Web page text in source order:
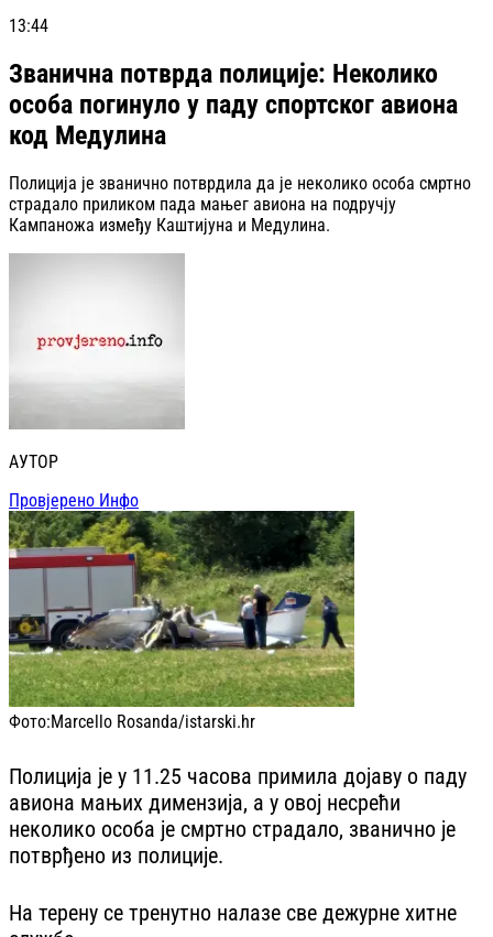
13:44
Званична потврда полиције: Неколико
особа погинуло у паду спортског авиона
код Медулина
Полиција је званично потврдила да је неколико особа смртно
страдало приликом пада мањег авиона на подручју
Кампаножа између Каштијуна и Медулина.
АУТОР
Провјерено Инфо
Фото:Marcello Rosanda/istarski.hr
Полиција је у 11.25 часова примила дојаву о паду
авиона мањих димензија, а у овој несрећи
неколико особа је смртно страдало, званично је
потврђено из полиције.
На терену се тренутно налазе све дежурне хитне